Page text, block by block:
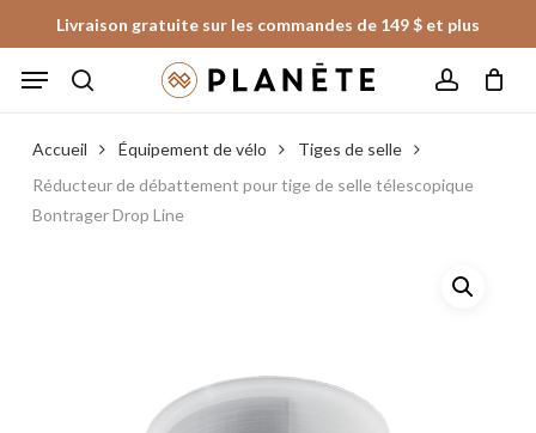
to
main
Livraison gratuite sur les commandes de 149 $ et plus
Menu
Fermer
le
panier
Accueil Équipement de vélo
Tiges de selle
Réducteur de débattement pour tige de selle télescopique
Bontrager Drop Line